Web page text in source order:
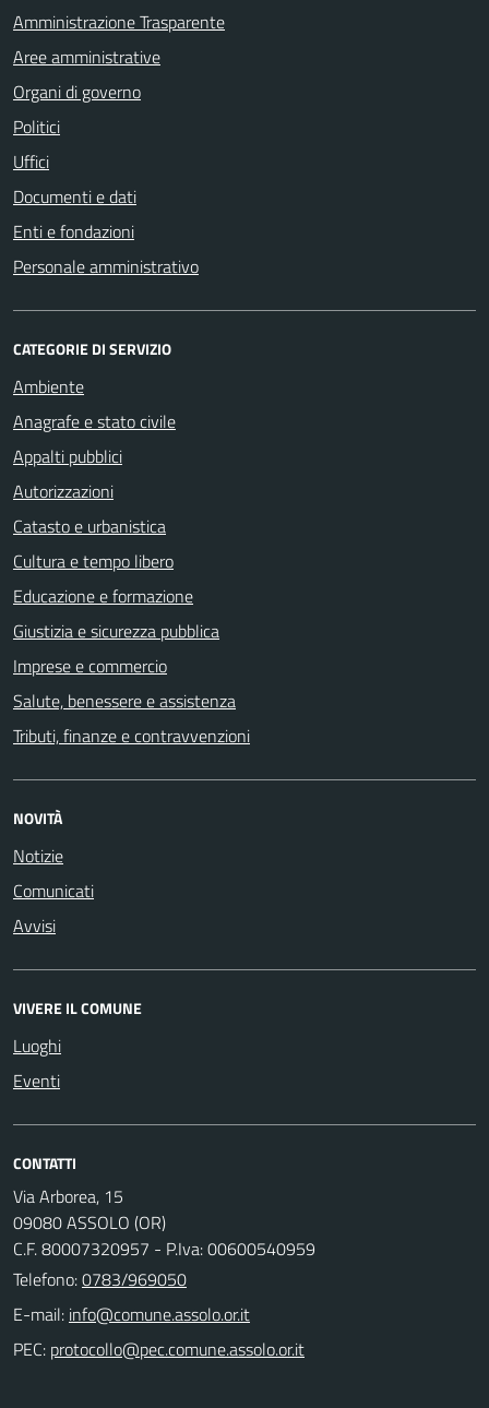
Amministrazione Trasparente
Aree amministrative
Organi di governo
Politici
Uffici
Documenti e dati
Enti e fondazioni
Personale amministrativo
CATEGORIE DI SERVIZIO
Ambiente
Anagrafe e stato civile
Appalti pubblici
Autorizzazioni
Catasto e urbanistica
Cultura e tempo libero
Educazione e formazione
Giustizia e sicurezza pubblica
Imprese e commercio
Salute, benessere e assistenza
Tributi, finanze e contravvenzioni
NOVITÀ
Notizie
Comunicati
Avvisi
VIVERE IL COMUNE
Luoghi
Eventi
CONTATTI
Via Arborea, 15
09080 ASSOLO (OR)
C.F. 80007320957 - P.Iva: 00600540959
Telefono:0783/969050
E-mail:
PEC: